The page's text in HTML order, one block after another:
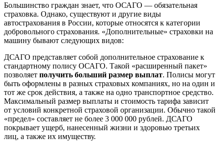
Большинство граждан знает, что ОСАГО — обязательная
страховка. Однако, существуют и другие виды
автострахования в России, которые относятся к категории
добровольного страхования. «Дополнительные» страховки на
машину бывают следующих видов:
ДСАГО представляет собой дополнительное страхование к
стандартному полису ОСАГО. Такой «расширенный пакет»
позволяет получить больший размер выплат. Полисы могут
быть оформлены в разных страховых компаниях, но на один и
тот же срок действия, а также на одно транспортное средство.
Максимальный размер выплаты и стоимость тарифа зависит
от условий конкретной страховой организации. Обычно такой
«предел» составляет не более 3 000 000 рублей. ДСАГО
покрывает ущерб, нанесенный жизни и здоровью третьих
лиц, а также их имуществу.